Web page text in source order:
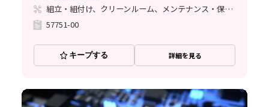
組立・組付け、クリーンルーム、メンテナンス・保全、立ち作業、その他
57751-00
キープする 詳細を見る